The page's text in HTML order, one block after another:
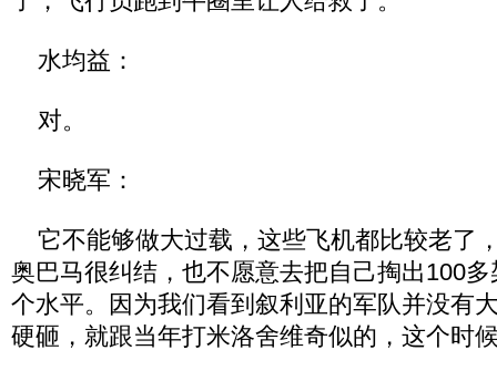
水均益：
对。
宋晓军：
它不能够做大过载，这些飞机都比较老了
奥巴马很纠结，也不愿意去把自己掏出100
个水平。因为我们看到叙利亚的军队并没有
硬砸，就跟当年打米洛舍维奇似的，这个时